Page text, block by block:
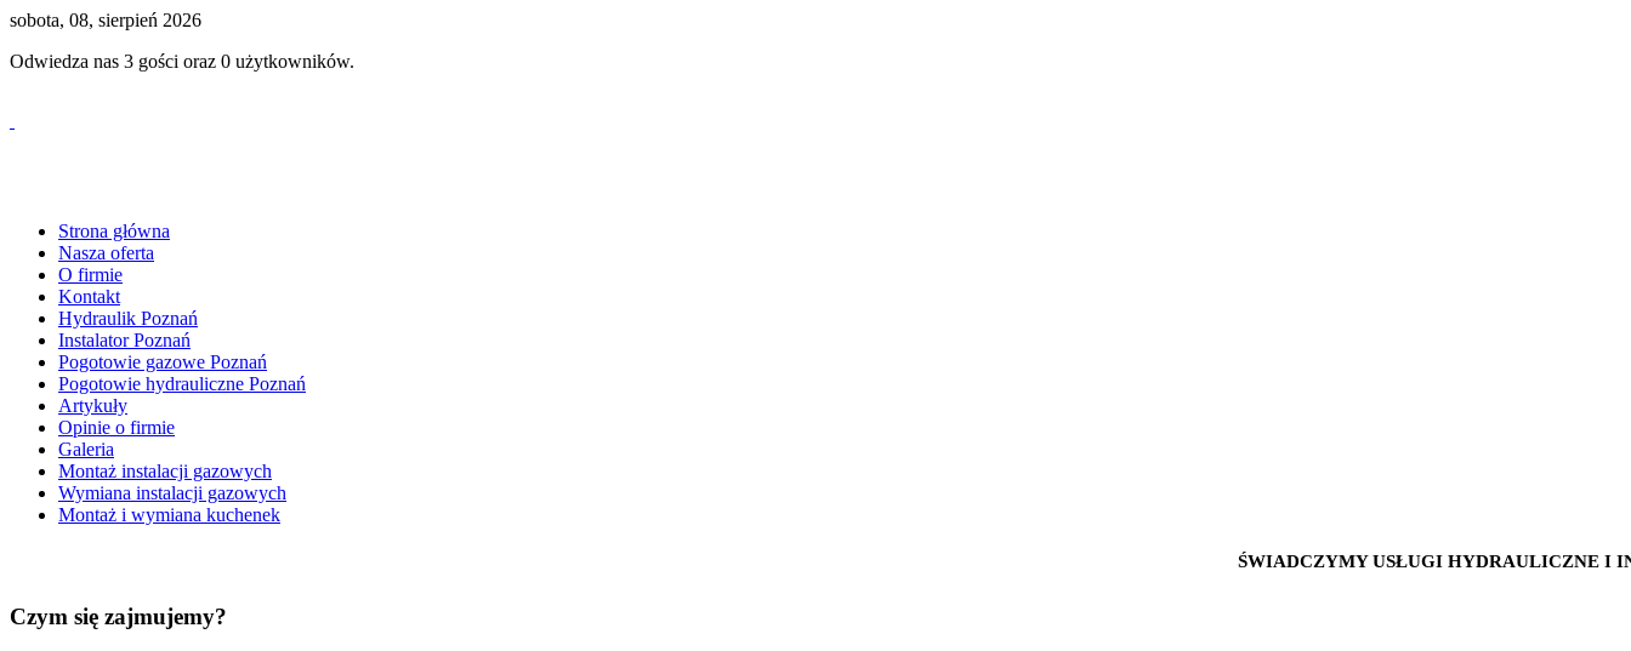
sobota, 08, sierpień 2026
Odwiedza nas 3 gości oraz 0 użytkowników.
Strona główna
Nasza oferta
O firmie
Kontakt
Hydraulik Poznań
Instalator Poznań
Pogotowie gazowe Poznań
Pogotowie hydrauliczne Poznań
Artykuły
Opinie o firmie
Galeria
Montaż instalacji gazowych
Wymiana instalacji gazowych
Montaż i wymiana kuchenek
ŚWIADCZYMY USŁUGI HYDRAULICZNE I
Czym się zajmujemy?